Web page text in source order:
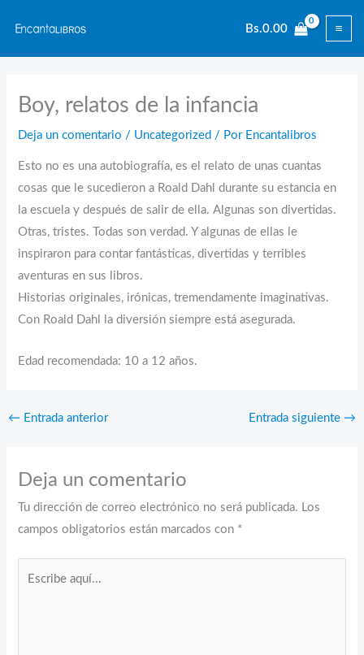
contenido
Bs.0.00
Boy, relatos de la infancia
Deja un comentario / Uncategorized / Por Encantalibros
Esto no es una autobiografía, es el relato de unas cuantas
cosas que le sucedieron a Roald Dahl durante su estancia en
la escuela y después de salir de ella. Algunas son divertidas.
Otras, tristes. Todas son verdad. Y algunas de ellas le
inspiraron para contar fantásticas, divertidas y terribles
aventuras en sus libros.
Historias originales, irónicas, tremendamente imaginativas.
Con Roald Dahl la diversión siempre está asegurada.
Edad recomendada: 10 a 12 años.
← Entrada anterior Entrada siguiente →
Deja un comentario
Tu dirección de correo electrónico no será publicada. Los
campos obligatorios están marcados con *